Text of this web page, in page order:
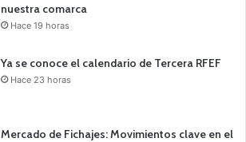
nuestra comarca
Hace 19 horas
Ya se conoce el calendario de Tercera RFEF
Hace 23 horas
Mercado de Fichajes: Movimientos clave en el